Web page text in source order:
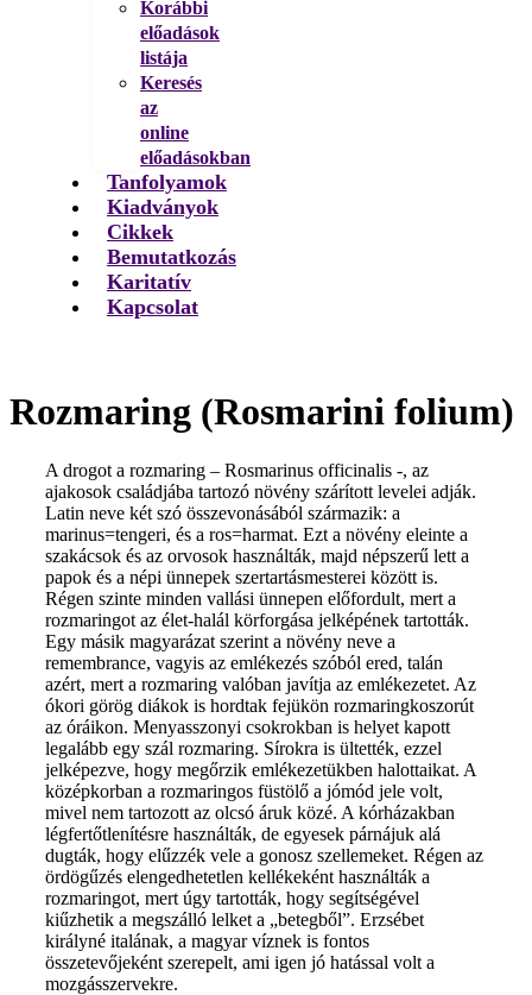
Korábbi
előadások
listája
Keresés
az
online
előadásokban
Tanfolyamok
Kiadványok
Cikkek
Bemutatkozás
Karitatív
Kapcsolat
Rozmaring (Rosmarini folium)
A drogot a rozmaring – Rosmarinus officinalis -, az
ajakosok családjába tartozó növény szárított levelei adják.
Latin neve két szó összevonásából származik: a
marinus=tengeri, és a ros=harmat. Ezt a növény eleinte a
szakácsok és az orvosok használták, majd népszerű lett a
papok és a népi ünnepek szertartásmesterei között is.
Régen szinte minden vallási ünnepen előfordult, mert a
rozmaringot az élet-halál körforgása jelképének tartották.
Egy másik magyarázat szerint a növény neve a
remembrance, vagyis az emlékezés szóból ered, talán
azért, mert a rozmaring valóban javítja az emlékezetet. Az
ókori görög diákok is hordtak fejükön rozmaringkoszorút
az óráikon. Menyasszonyi csokrokban is helyet kapott
legalább egy szál rozmaring. Sírokra is ültették, ezzel
jelképezve, hogy megőrzik emlékezetükben halottaikat. A
középkorban a rozmaringos füstölő a jómód jele volt,
mivel nem tartozott az olcsó áruk közé. A kórházakban
légfertőtlenítésre használták, de egyesek párnájuk alá
dugták, hogy elűzzék vele a gonosz szellemeket. Régen az
ördögűzés elengedhetetlen kellékeként használták a
rozmaringot, mert úgy tartották, hogy segítségével
kiűzhetik a megszálló lelket a „betegből”. Erzsébet
királyné italának, a magyar víznek is fontos
összetevőjeként szerepelt, ami igen jó hatással volt a
mozgásszervekre.